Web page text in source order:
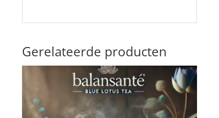
Gerelateerde producten